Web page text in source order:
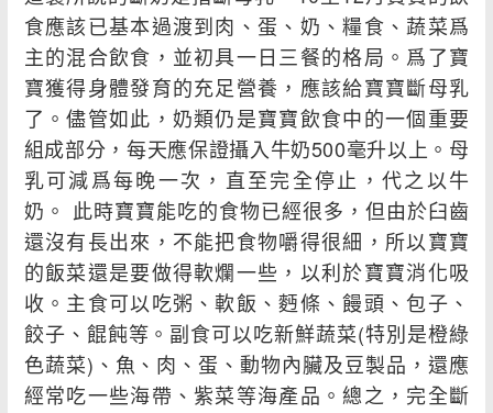
食應該已基本過渡到肉、蛋、奶、糧食、蔬菜爲
主的混合飲食，並初具一日三餐的格局。爲了寶
寶獲得身體發育的充足營養，應該給寶寶斷母乳
了。儘管如此，奶類仍是寶寶飲食中的一個重要
組成部分，每天應保證攝入牛奶500毫升以上。母
乳可減爲每晚一次，直至完全停止，代之以牛
奶。 此時寶寶能吃的食物已經很多，但由於臼齒
還沒有長出來，不能把食物嚼得很細，所以寶寶
的飯菜還是要做得軟爛一些，以利於寶寶消化吸
收。主食可以吃粥、軟飯、麪條、饅頭、包子、
餃子、餛飩等。副食可以吃新鮮蔬菜(特別是橙綠
色蔬菜)、魚、肉、蛋、動物內臟及豆製品，還應
經常吃一些海帶、紫菜等海產品。總之，完全斷